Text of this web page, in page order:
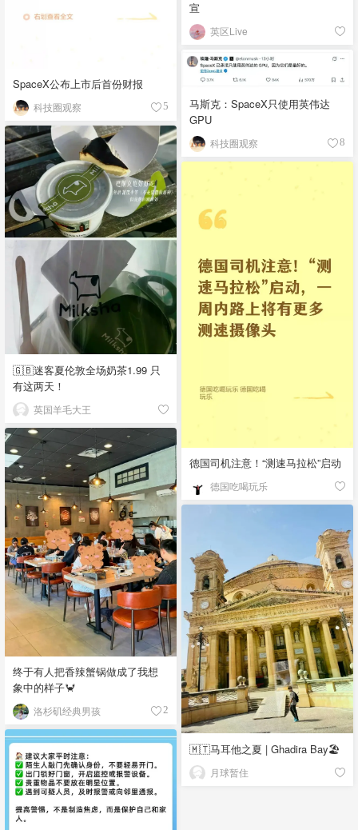
宣
英区Live
SpaceX公布上市后首份财报
科技圈观察 5
马斯克：SpaceX只使用英伟达
GPU
科技圈观察 8
🇬🇧迷客夏伦敦全场奶茶1.99 只
有这两天！
英国羊毛大王
德国司机注意！“测速马拉松”启动
德国吃喝玩乐
终于有人把香辣蟹锅做成了我想
象中的样子🦀
洛杉矶经典男孩 2
🇲🇹马耳他之夏 | Ghadira Bay🏖️
月球暂住